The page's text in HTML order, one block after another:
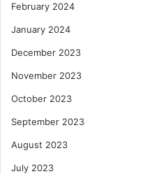
February 2024
January 2024
December 2023
November 2023
October 2023
September 2023
August 2023
July 2023